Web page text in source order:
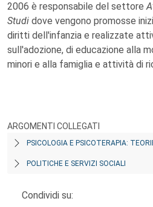
2006 è responsabile del settore
Studi dove vengono promosse
diritti dell'infanzia e realizzate
sull'adozione, di educazione alla
minori e alla famiglia e attività di
ARGOMENTI COLLEGATI
PSICOLOGIA E PSICOTERAPIA:
POLITICHE E SERVIZI SOCIALI
Condividi su: